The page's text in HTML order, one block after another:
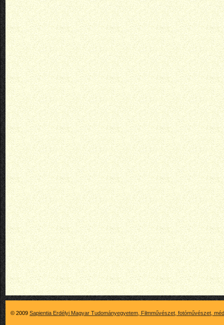
© 2009 Sapientia Erdélyi Magyar Tudományegyetem, Filmművészet, fotóművészet,